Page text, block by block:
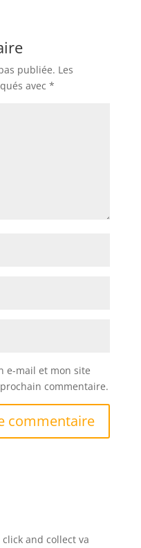
publiée. Les
avec *
e-mail et mon site
commentaire.
and collect va